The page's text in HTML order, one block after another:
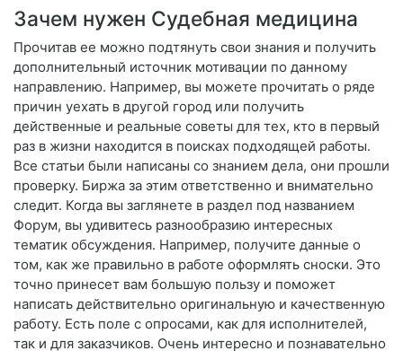
Зачем нужен Судебная медицина
Прочитав ее можно подтянуть свои знания и получить
дополнительный источник мотивации по данному
направлению. Например, вы можете прочитать о ряде
причин уехать в другой город или получить
действенные и реальные советы для тех, кто в первый
раз в жизни находится в поисках подходящей работы.
Все статьи были написаны со знанием дела, они прошли
проверку. Биржа за этим ответственно и внимательно
следит. Когда вы заглянете в раздел под названием
Форум, вы удивитесь разнообразию интересных
тематик обсуждения. Например, получите данные о
том, как же правильно в работе оформлять сноски. Это
точно принесет вам большую пользу и поможет
написать действительно оригинальную и качественную
работу. Есть поле с опросами, как для исполнителей,
так и для заказчиков. Очень интересно и познавательно